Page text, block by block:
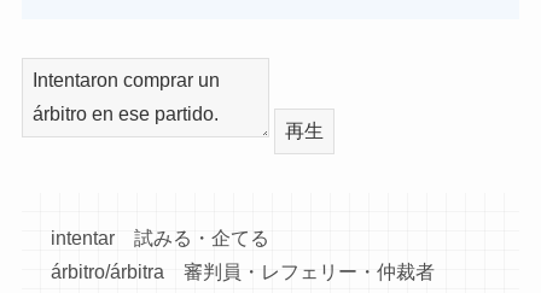
再生
intentar 試みる・企てる
árbitro/árbitra 審判員・レフェリー・仲裁者